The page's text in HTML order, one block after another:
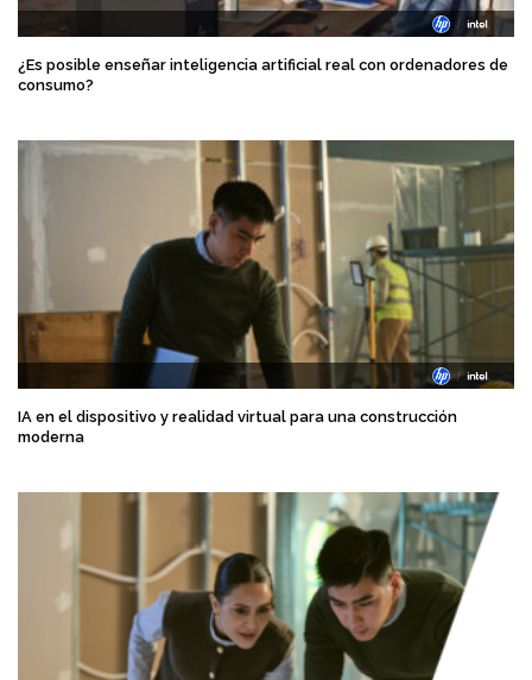
¿Es posible enseñar inteligencia artificial real con ordenadores de
consumo?
IA en el dispositivo y realidad virtual para una construcción
moderna